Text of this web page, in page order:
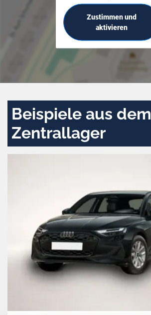
Zustimmen und
aktivieren
Beispiele aus dem
Zentrallager